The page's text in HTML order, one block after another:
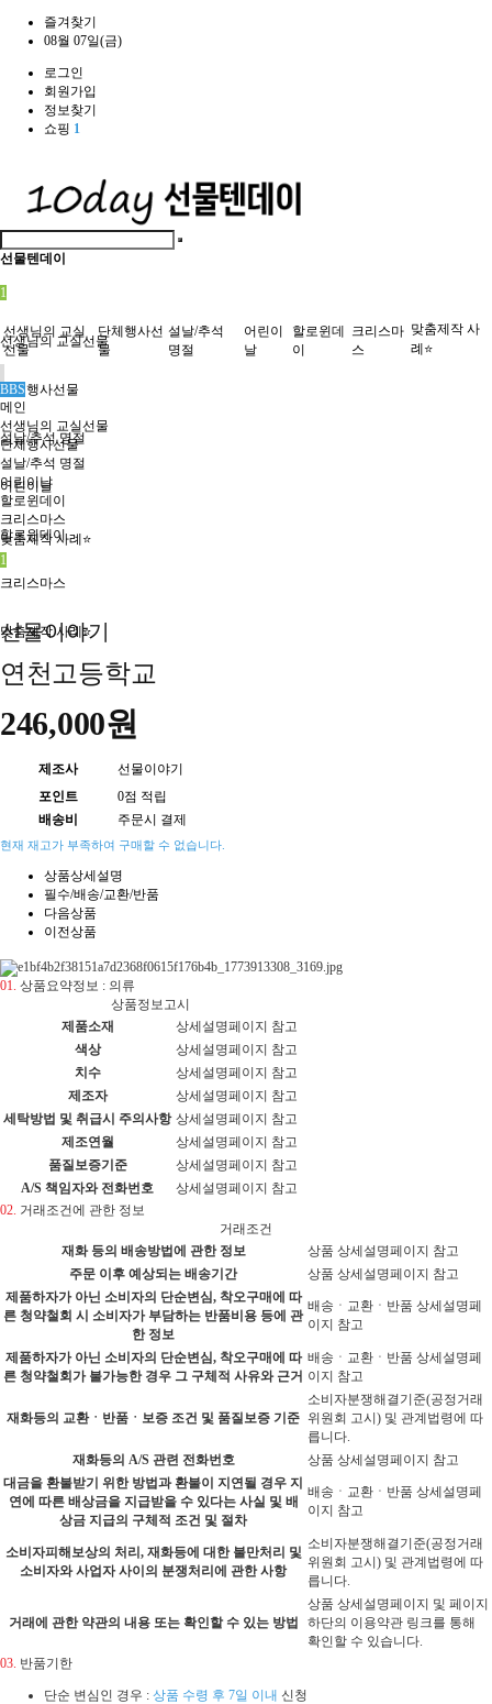
즐겨찾기
08월 07일(금)
로그인
회원가입
정보찾기
쇼핑 1
선물텐데이
1
선생님의 교실선물
단체행사선물
설날/추석 명절
어린이날
할로윈데이
크리스마스
맞춤제작 사례⭐
선생님의 교실
선물
단체행사선
물
설날/추석
명절
어린이
날
할로윈데
이
크리스마
스
맞춤제작 사
례⭐
BBS
메인
선생님의 교실선물
단체행사선물
설날/추석 명절
어린이날
할로윈데이
크리스마스
맞춤제작 사례⭐
1
선물이야기
연천고등학교
246,000원
제조사
선물이야기
포인트
0점 적립
배송비
주문시 결제
현재 재고가 부족하여 구매할 수 없습니다.
상품상세설명
필수/배송/교환/반품
다음상품
이전상품
01. 상품요약정보 : 의류
상품정보고시
제품소재
상세설명페이지 참고
색상
상세설명페이지 참고
치수
상세설명페이지 참고
제조자
상세설명페이지 참고
세탁방법 및 취급시 주의사항 상세설명페이지 참고
제조연월
상세설명페이지 참고
품질보증기준
상세설명페이지 참고
A/S 책임자와 전화번호
상세설명페이지 참고
02. 거래조건에 관한 정보
거래조건
재화 등의 배송방법에 관한 정보
상품 상세설명페이지 참고
주문 이후 예상되는 배송기간
상품 상세설명페이지 참고
제품하자가 아닌 소비자의 단순변심, 착오구매에 따
른 청약철회 시 소비자가 부담하는 반품비용 등에 관
한 정보
배송ㆍ교환ㆍ반품 상세설명페
이지 참고
제품하자가 아닌 소비자의 단순변심, 착오구매에 따
른 청약철회가 불가능한 경우 그 구체적 사유와 근거
배송ㆍ교환ㆍ반품 상세설명페
이지 참고
재화등의 교환ㆍ반품ㆍ보증 조건 및 품질보증 기준
소비자분쟁해결기준(공정거래
위원회 고시) 및 관계법령에 따
릅니다.
재화등의 A/S 관련 전화번호
상품 상세설명페이지 참고
대금을 환불받기 위한 방법과 환불이 지연될 경우 지
연에 따른 배상금을 지급받을 수 있다는 사실 및 배
상금 지급의 구체적 조건 및 절차
배송ㆍ교환ㆍ반품 상세설명페
이지 참고
소비자피해보상의 처리, 재화등에 대한 불만처리 및
소비자와 사업자 사이의 분쟁처리에 관한 사항
소비자분쟁해결기준(공정거래
위원회 고시) 및 관계법령에 따
릅니다.
거래에 관한 약관의 내용 또는 확인할 수 있는 방법
상품 상세설명페이지 및 페이지
하단의 이용약관 링크를 통해
확인할 수 있습니다.
03. 반품기한
단순 변심인 경우 : 상품 수령 후 7일 이내 신청